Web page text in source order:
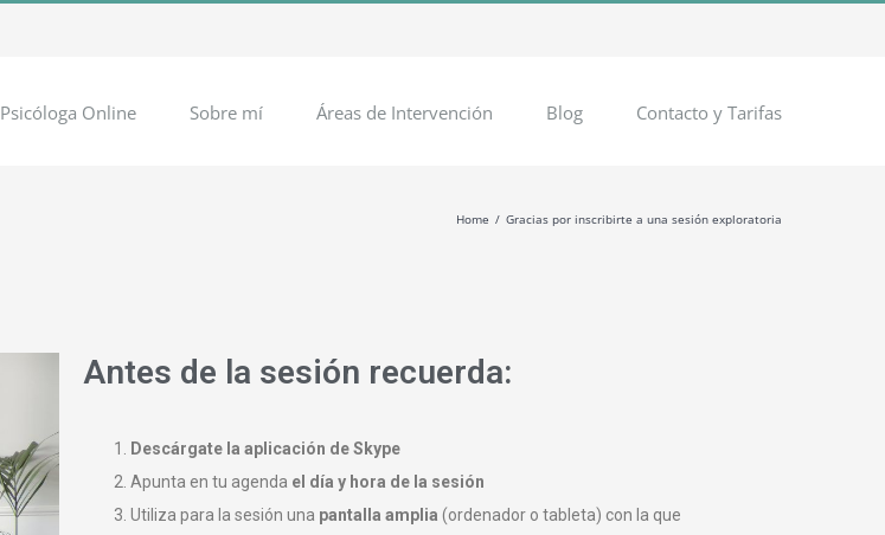
Psicóloga Online Sobre mí Áreas de Intervención Blog Contacto y Tarifas
Home Gracias por inscribirte a una sesión exploratoria
Antes de la sesión recuerda:
Descárgate la aplicación de Skype
Apunta en tu agenda el día y hora de la sesión
Utiliza para la sesión una pantalla amplia (ordenador o tableta) con la que